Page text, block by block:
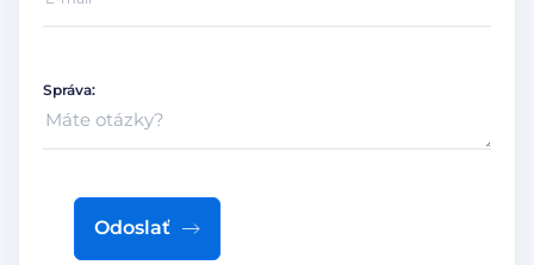
Správa:
Odoslať